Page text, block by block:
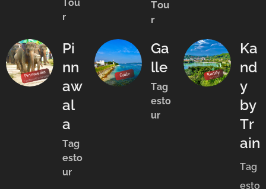
Tou
r
Tou
r
Pi
nn
aw
al
a
Tag
esto
ur
Ga
lle
Tag
esto
ur
Ka
nd
y
by
Tr
ain
Tag
esto